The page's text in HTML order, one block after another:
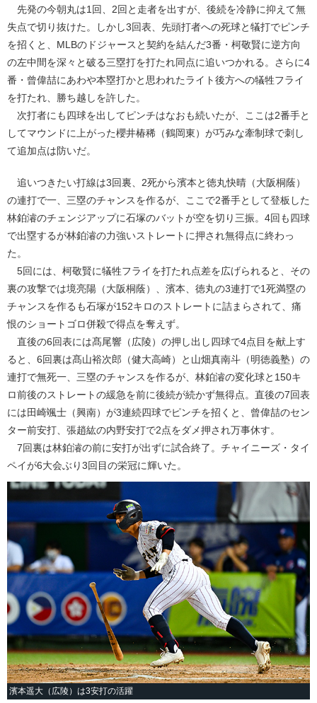
先発の今朝丸は1回、2回と走者を出すが、後続を冷静に抑えて無
失点で切り抜けた。しかし3回表、先頭打者への死球と犠打でピンチ
を招くと、MLBのドジャースと契約を結んだ3番・柯敬賢に逆方向
の左中間を深々と破る三塁打を打たれ同点に追いつかれる。さらに4
番・曾偉喆にあわや本塁打かと思われたライト後方への犠牲フライ
を打たれ、勝ち越しを許した。
次打者にも四球を出してピンチはなおも続いたが、ここは2番手と
してマウンドに上がった櫻井椿稀（鶴岡東）が巧みな牽制球で刺し
て追加点は防いだ。
追いつきたい打線は3回裏、2死から濱本と徳丸快晴（大阪桐蔭）
の連打で一、三塁のチャンスを作るが、ここで2番手として登板した
林鉑濬のチェンジアップに石塚のバットが空を切り三振。4回も四球
で出塁するが林鉑濬の力強いストレートに押され無得点に終わっ
た。
5回には、柯敬賢に犠牲フライを打たれ点差を広げられると、その
裏の攻撃では境亮陽（大阪桐蔭）、濱本、徳丸の3連打で1死満塁の
チャンスを作るも石塚が152キロのストレートに詰まらされて、痛
恨のショートゴロ併殺で得点を奪えず。
直後の6回表には髙尾響（広陵）の押し出し四球で4点目を献上す
ると、6回裏は髙山裕次郎（健大高崎）と山畑真南斗（明徳義塾）の
連打で無死一、三塁のチャンスを作るが、林鉑濬の変化球と150キ
ロ前後のストレートの緩急を前に後続が続かず無得点。直後の7回表
には田崎颯士（興南）が3連続四球でピンチを招くと、曾偉喆のセン
ター前安打、張趙紘の内野安打で2点をダメ押され万事休す。
7回裏は林鉑濬の前に安打が出ずに試合終了。チャイニーズ・タイ
ペイが6大会ぶり3回目の栄冠に輝いた。
濱本遥大（広陵）は3安打の活躍